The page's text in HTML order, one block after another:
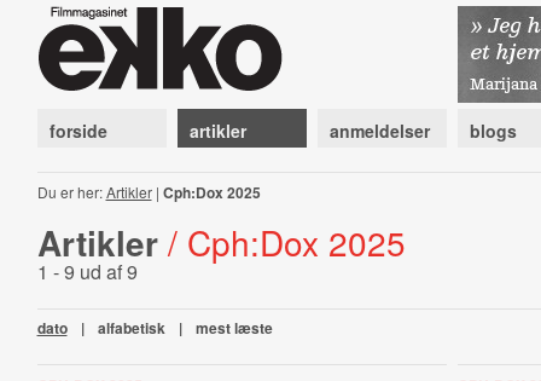
forside artikler anmeldelser blogs
Du er her:Artikler| Cph:Dox 2025
Artikler / Cph:Dox 2025
1 - 9 ud af 9
dato | alfabetisk | mest læste